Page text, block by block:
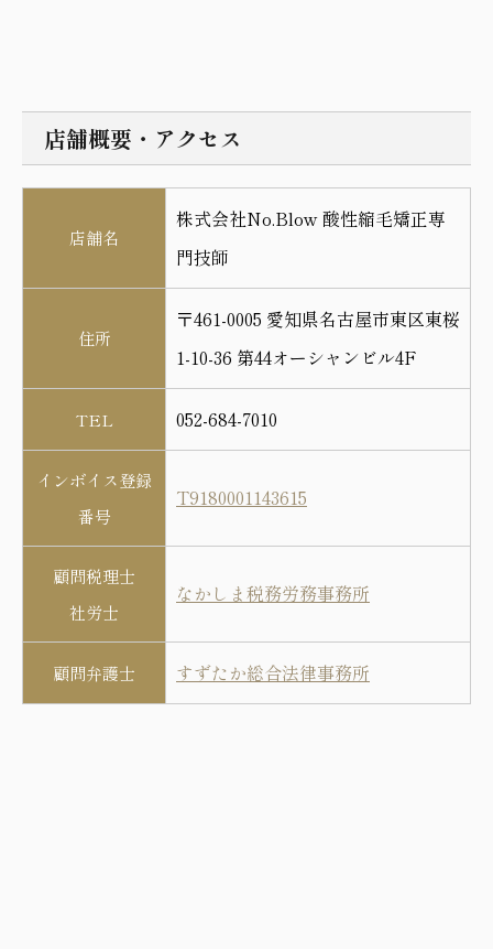
店舗概要・アクセス
店舗名
株式会社No.Blow 酸性縮毛矯正専
門技師
住所
〒461-0005 愛知県名古屋市東区東桜
1-10-36 第44オーシャンビル4F
TEL 052-684-7010
インボイス登録
番号
T9180001143615
顧問税理士
社労士
なかしま税務労務事務所
顧問弁護士 すずたか総合法律事務所